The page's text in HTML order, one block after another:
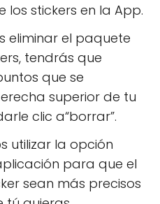
stickers en la App.
eliminar el paquete
tendrás que
que se
superior de tu
clic a“borrar”.
utilizar la opción
para que el
sean más precisos